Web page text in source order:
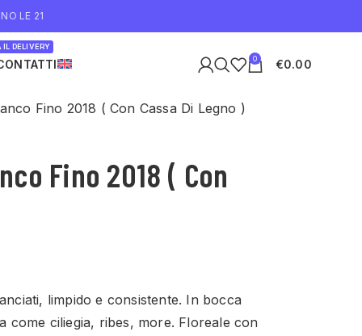
LE 21
IL DELIVERY
0 €0.00
Fino 2018 ( Con Cassa Di Legno )
Fino 2018 ( Con
limpido e consistente. In bocca
ciliegia, ribes, more. Floreale con